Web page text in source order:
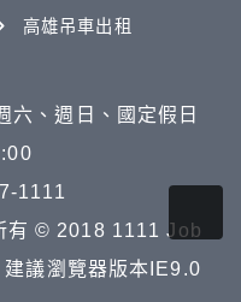
高雄吊車出租
、週日、國定假日
1111
有 © 2018 1111 Job
議瀏覽器版本IE9.0